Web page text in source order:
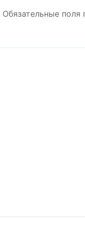
Обязательные поля